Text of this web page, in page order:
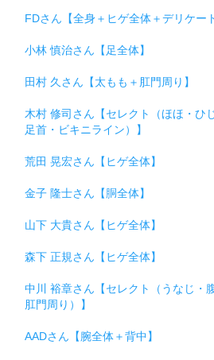
FDさん【全身＋ヒゲ全体＋デリケー
小林 慎治さん【足全体】
田村 久さん【太もも＋肛門周り】
木村 修司さん【セレクト（ほほ・ひ
足首・ビキニライン）】
荒田 晃宏さん【ヒゲ全体】
金子 隆士さん【胴全体】
山下 大貴さん【ヒゲ全体】
森下 正規さん【ヒゲ全体】
中川 裕章さん【セレクト（うなじ・
肛門周り）】
AADさん【腕全体＋背中】